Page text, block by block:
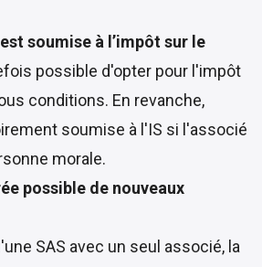
est soumise à l’impôt sur le
possible d'opter pour l'impôt
conditions. En revanche,
soumise à l'IS si l'associé
morale.
possible de nouveaux
SAS avec un seul associé, la